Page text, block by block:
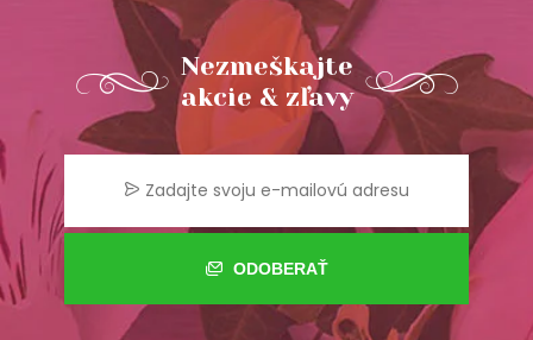
Nezmeškajte
akcie & zľavy
ODOBERAŤ